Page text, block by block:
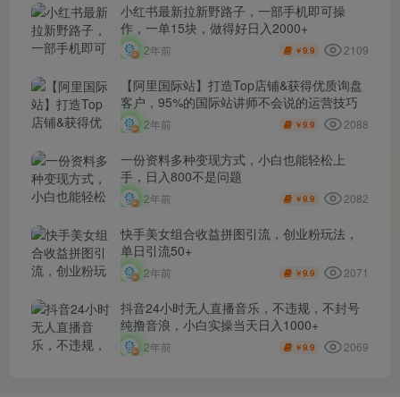
小红书最新拉新野路子，一部手机即可操
作，一单15块，做得好日入2000+
2年前 ￥9.9 2109
【阿里国际站】打造Top店铺&获得优质询盘
客户，​95%的国际站讲师不会说的运营技巧
2年前 ￥9.9 2088
一份资料多种变现方式，小白也能轻松上
手，日入800不是问题
2年前 ￥9.9 2082
快手美女组合收益拼图引流，创业粉玩法，
单日引流50+
2年前 ￥9.9 2071
抖音24小时无人直播音乐，不违规，不封号
纯撸音浪，小白实操当天日入1000+
2年前 ￥9.9 2069